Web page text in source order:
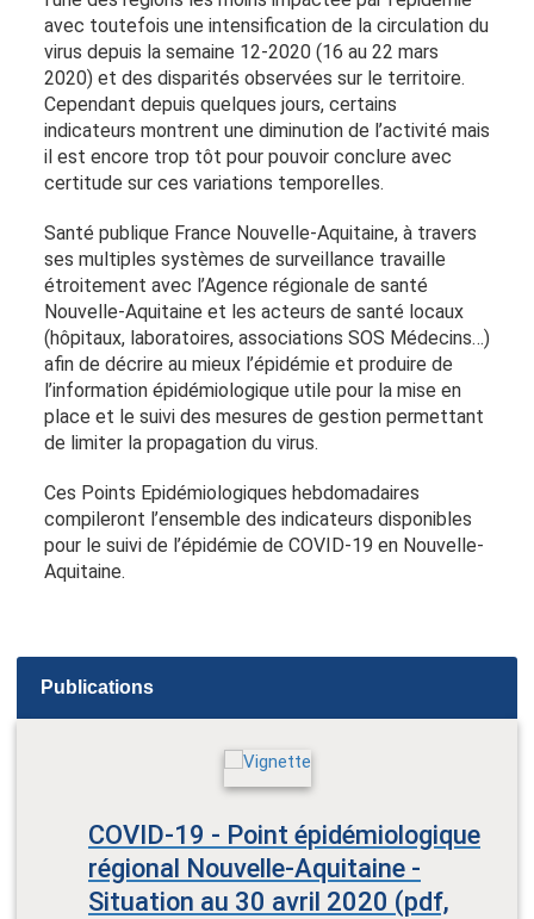
avec toutefois une intensification de la circulation du
virus depuis la semaine 12-2020 (16 au 22 mars
2020) et des disparités observées sur le territoire.
Cependant depuis quelques jours, certains
indicateurs montrent une diminution de l’activité mais
il est encore trop tôt pour pouvoir conclure avec
certitude sur ces variations temporelles.
Santé publique France Nouvelle-Aquitaine, à travers
ses multiples systèmes de surveillance travaille
étroitement avec l’Agence régionale de santé
Nouvelle-Aquitaine et les acteurs de santé locaux
(hôpitaux, laboratoires, associations SOS Médecins…)
afin de décrire au mieux l’épidémie et produire de
l’information épidémiologique utile pour la mise en
place et le suivi des mesures de gestion permettant
de limiter la propagation du virus.
Ces Points Epidémiologiques hebdomadaires
compileront l’ensemble des indicateurs disponibles
pour le suivi de l’épidémie de COVID-19 en Nouvelle-
Aquitaine.
Publications
COVID-19 - Point épidémiologique
régional Nouvelle-Aquitaine -
Situation au 30 avril 2020 (pdf,